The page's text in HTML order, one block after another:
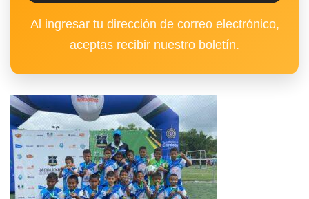
Al ingresar tu dirección de correo electrónico,
aceptas recibir nuestro boletín.